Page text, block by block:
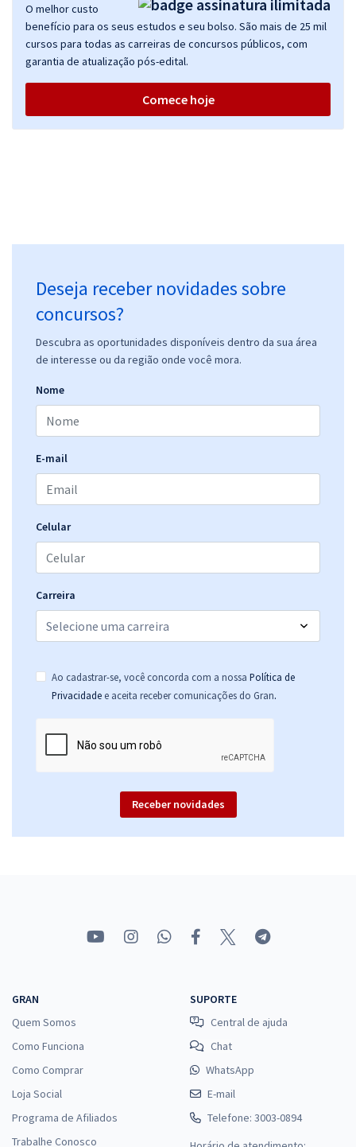
O melhor custo
benefício para os seus estudos e seu bolso. São mais de 25 mil
cursos para todas as carreiras de concursos públicos, com
garantia de atualização pós-edital.
Comece hoje
Deseja receber novidades sobre
concursos?
Descubra as oportunidades disponíveis dentro da sua área
de interesse ou da região onde você mora.
Nome
E-mail
Celular
Carreira
Ao cadastrar-se, você concorda com a nossa Política de
Privacidade e aceita receber comunicações do Gran.
Receber novidades
GRAN
Quem Somos
Como Funciona
Como Comprar
Loja Social
Programa de Afiliados
Trabalhe Conosco
SUPORTE
Central de ajuda
Chat
WhatsApp
E-mail
Telefone: 3003-0894